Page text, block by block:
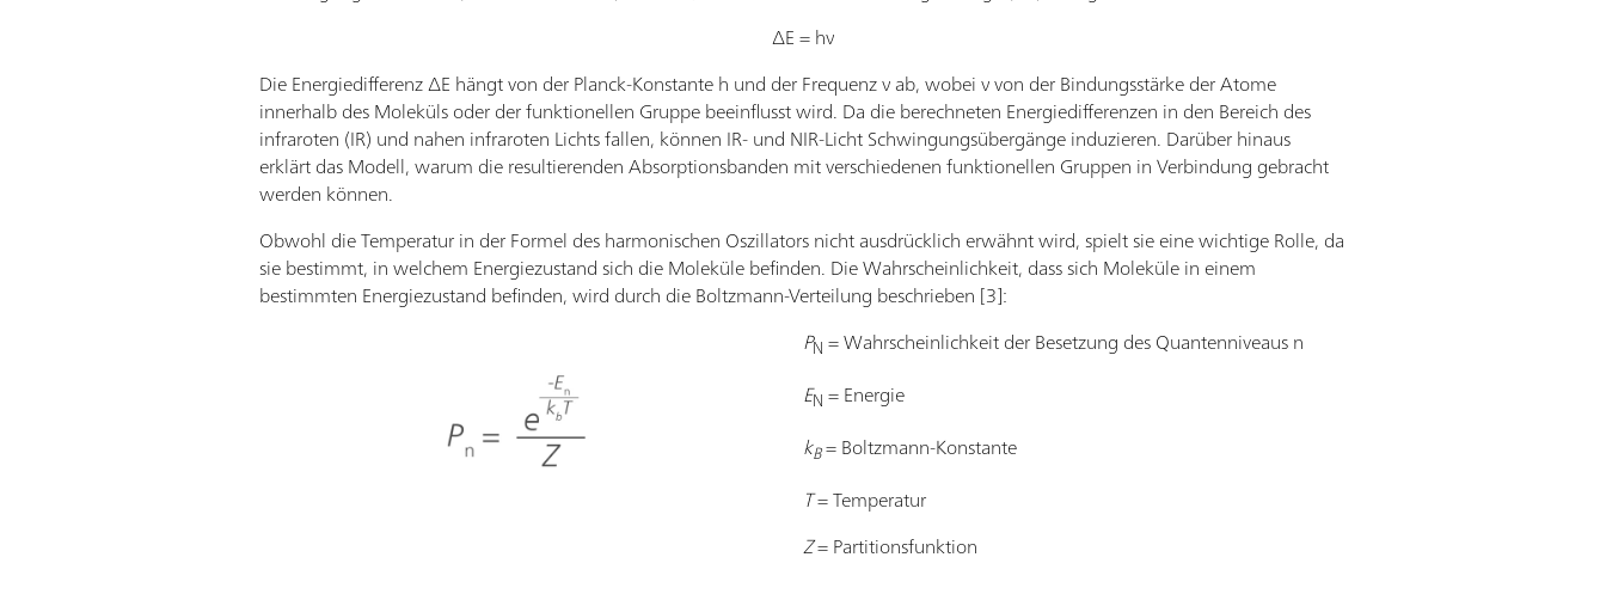
∆E = hν
Die Energiedifferenz ∆E hängt von der Planck-Konstante h und der Frequenz ν ab, wobei ν von der Bindungsstärke der Atome
innerhalb des Moleküls oder der funktionellen Gruppe beeinflusst wird. Da die berechneten Energiedifferenzen in den Bereich des
infraroten (IR) und nahen infraroten Lichts fallen, können IR- und NIR-Licht Schwingungsübergänge induzieren. Darüber hinaus
erklärt das Modell, warum die resultierenden Absorptionsbanden mit verschiedenen funktionellen Gruppen in Verbindung gebracht
werden können.
Obwohl die Temperatur in der Formel des harmonischen Oszillators nicht ausdrücklich erwähnt wird, spielt sie eine wichtige Rolle, da
sie bestimmt, in welchem Energiezustand sich die Moleküle befinden. Die Wahrscheinlichkeit, dass sich Moleküle in einem
bestimmten Energiezustand befinden, wird durch die Boltzmann-Verteilung beschrieben [3]:
PN = Wahrscheinlichkeit der Besetzung des Quantenniveaus n
EN = Energie
kB= Boltzmann-Konstante
T= Temperatur
Z= Partitionsfunktion